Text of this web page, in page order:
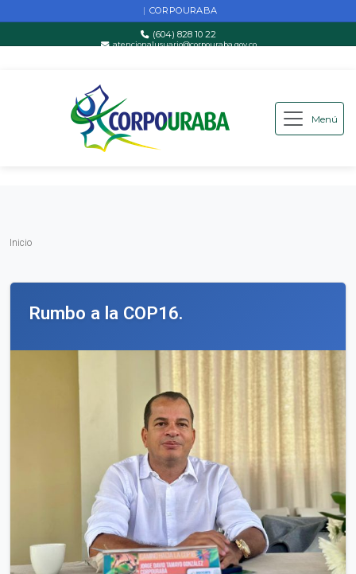
Saltar al contenido principal
| CORPOURABA
(604) 828 10 22
atencionalusuario@corpouraba.gov.co
Menú
Inicio
Rumbo a la COP16.